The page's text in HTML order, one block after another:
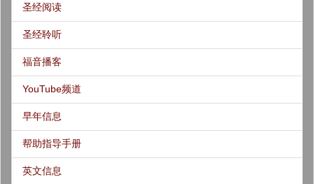
圣经阅读
圣经聆听
福音播客
YouTube频道
早年信息
帮助指导手册
英文信息